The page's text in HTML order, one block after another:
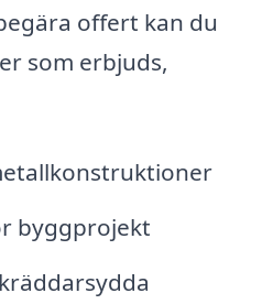
offert kan du
som erbjuds,
byggprojekt